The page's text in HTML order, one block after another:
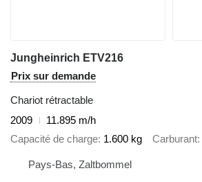
Jungheinrich ETV216
Prix sur demande
Chariot rétractable
2009
11.895 m/h
Capacité de charge 1.600 kg Carburant
Pays-Bas, Zaltbommel